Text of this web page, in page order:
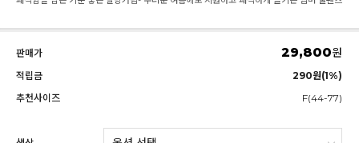
판매가 29,800원
적립금
290원(1%)
추천사이즈
F(44-77)